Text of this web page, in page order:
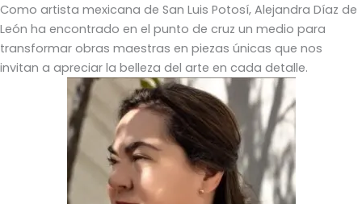
Como artista mexicana de San Luis Potosí, Alejandra Díaz de
León ha encontrado en el punto de cruz un medio para
transformar obras maestras en piezas únicas que nos
invitan a apreciar la belleza del arte en cada detalle.